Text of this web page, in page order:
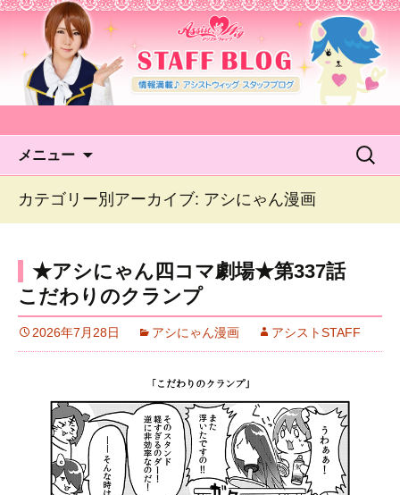
アシストウィッグ STAFF
BLOG
メニュー
検
カテゴリー別アーカイブ: アシにゃん漫画
★アシにゃん四コマ劇場★第337話
こだわりのクランプ
2026年7月28日 アシにゃん漫画 アシストSTAFF